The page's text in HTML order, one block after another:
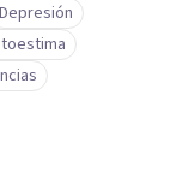
Depresión